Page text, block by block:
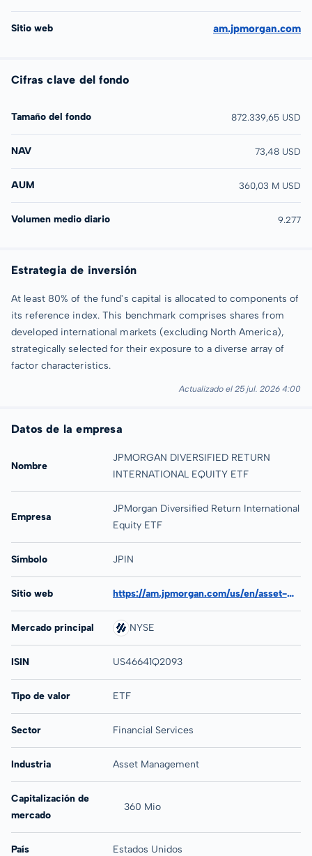
Sitio web am.jpmorgan.com
Cifras clave del fondo
Tamaño del fondo 872.339,65 USD
NAV 73,48 USD
AUM 360,03 M USD
Volumen medio diario 9.277
Estrategia de inversión
At least 80% of the fund's capital is allocated to components of
its reference index. This benchmark comprises shares from
developed international markets (excluding North America),
strategically selected for their exposure to a diverse array of
factor characteristics.
Actualizado el 25 jul. 2026 4:00
Datos de la empresa
Nombre
JPMORGAN DIVERSIFIED RETURN
INTERNATIONAL EQUITY ETF
Empresa
JPMorgan Diversified Return International
Equity ETF
Símbolo JPIN
Sitio web https://am.jpmorgan.com/us/en/asset-management/adv/products/jpmorgan-diversified-return-international-equity-etf-etf-shares-46641q209
Mercado principal NYSE
ISIN US46641Q2093
Tipo de valor ETF
Sector Financial Services
Industria Asset Management
Capitalización de
mercado
360 Mio
País Estados Unidos